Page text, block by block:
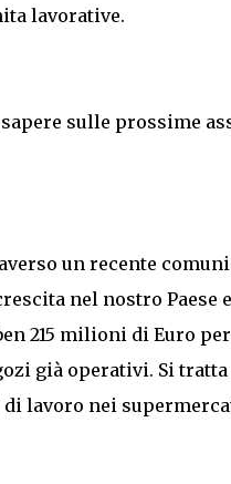
lavorative.
sulle prossime
un recente
nel nostro
215 milioni di Euro
già operativi. Si
lavoro nei